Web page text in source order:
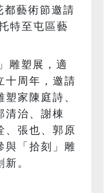
都藝術節邀請
特至屯區藝
雕塑展，適
十周年，邀請
家陳庭詩、
清治、謝棟
、張也、郭原
與「拾刻」雕
。